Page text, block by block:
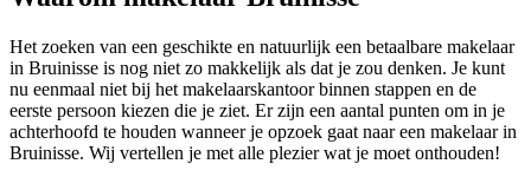
Het zoeken van een geschikte en natuurlijk een betaalbare makelaar
in Bruinisse is nog niet zo makkelijk als dat je zou denken. Je kunt
nu eenmaal niet bij het makelaarskantoor binnen stappen en de
eerste persoon kiezen die je ziet. Er zijn een aantal punten om in je
achterhoofd te houden wanneer je opzoek gaat naar een makelaar in
Bruinisse. Wij vertellen je met alle plezier wat je moet onthouden!